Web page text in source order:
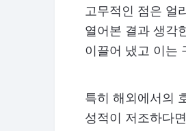
고무적인 점은 얼
열어본 결과 생각
이끌어 냈고 이는
특히 해외에서의
성적이 저조하다